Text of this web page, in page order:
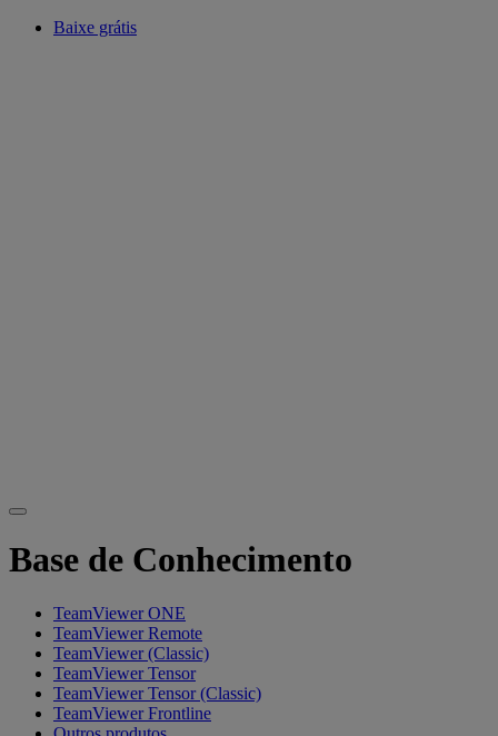
Baixe grátis
Base de Conhecimento
TeamViewer ONE
TeamViewer Remote
TeamViewer (Classic)
TeamViewer Tensor
TeamViewer Tensor (Classic)
TeamViewer Frontline